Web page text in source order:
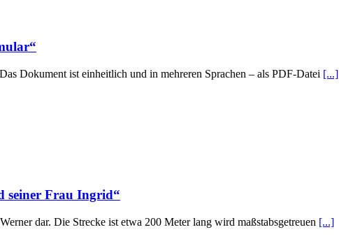
Dokument ist einheitlich und in mehreren Sprachen – als PDF-Datei [...]
seiner Frau Ingrid“
dar. Die Strecke ist etwa 200 Meter lang wird maßstabsgetreuen [...]